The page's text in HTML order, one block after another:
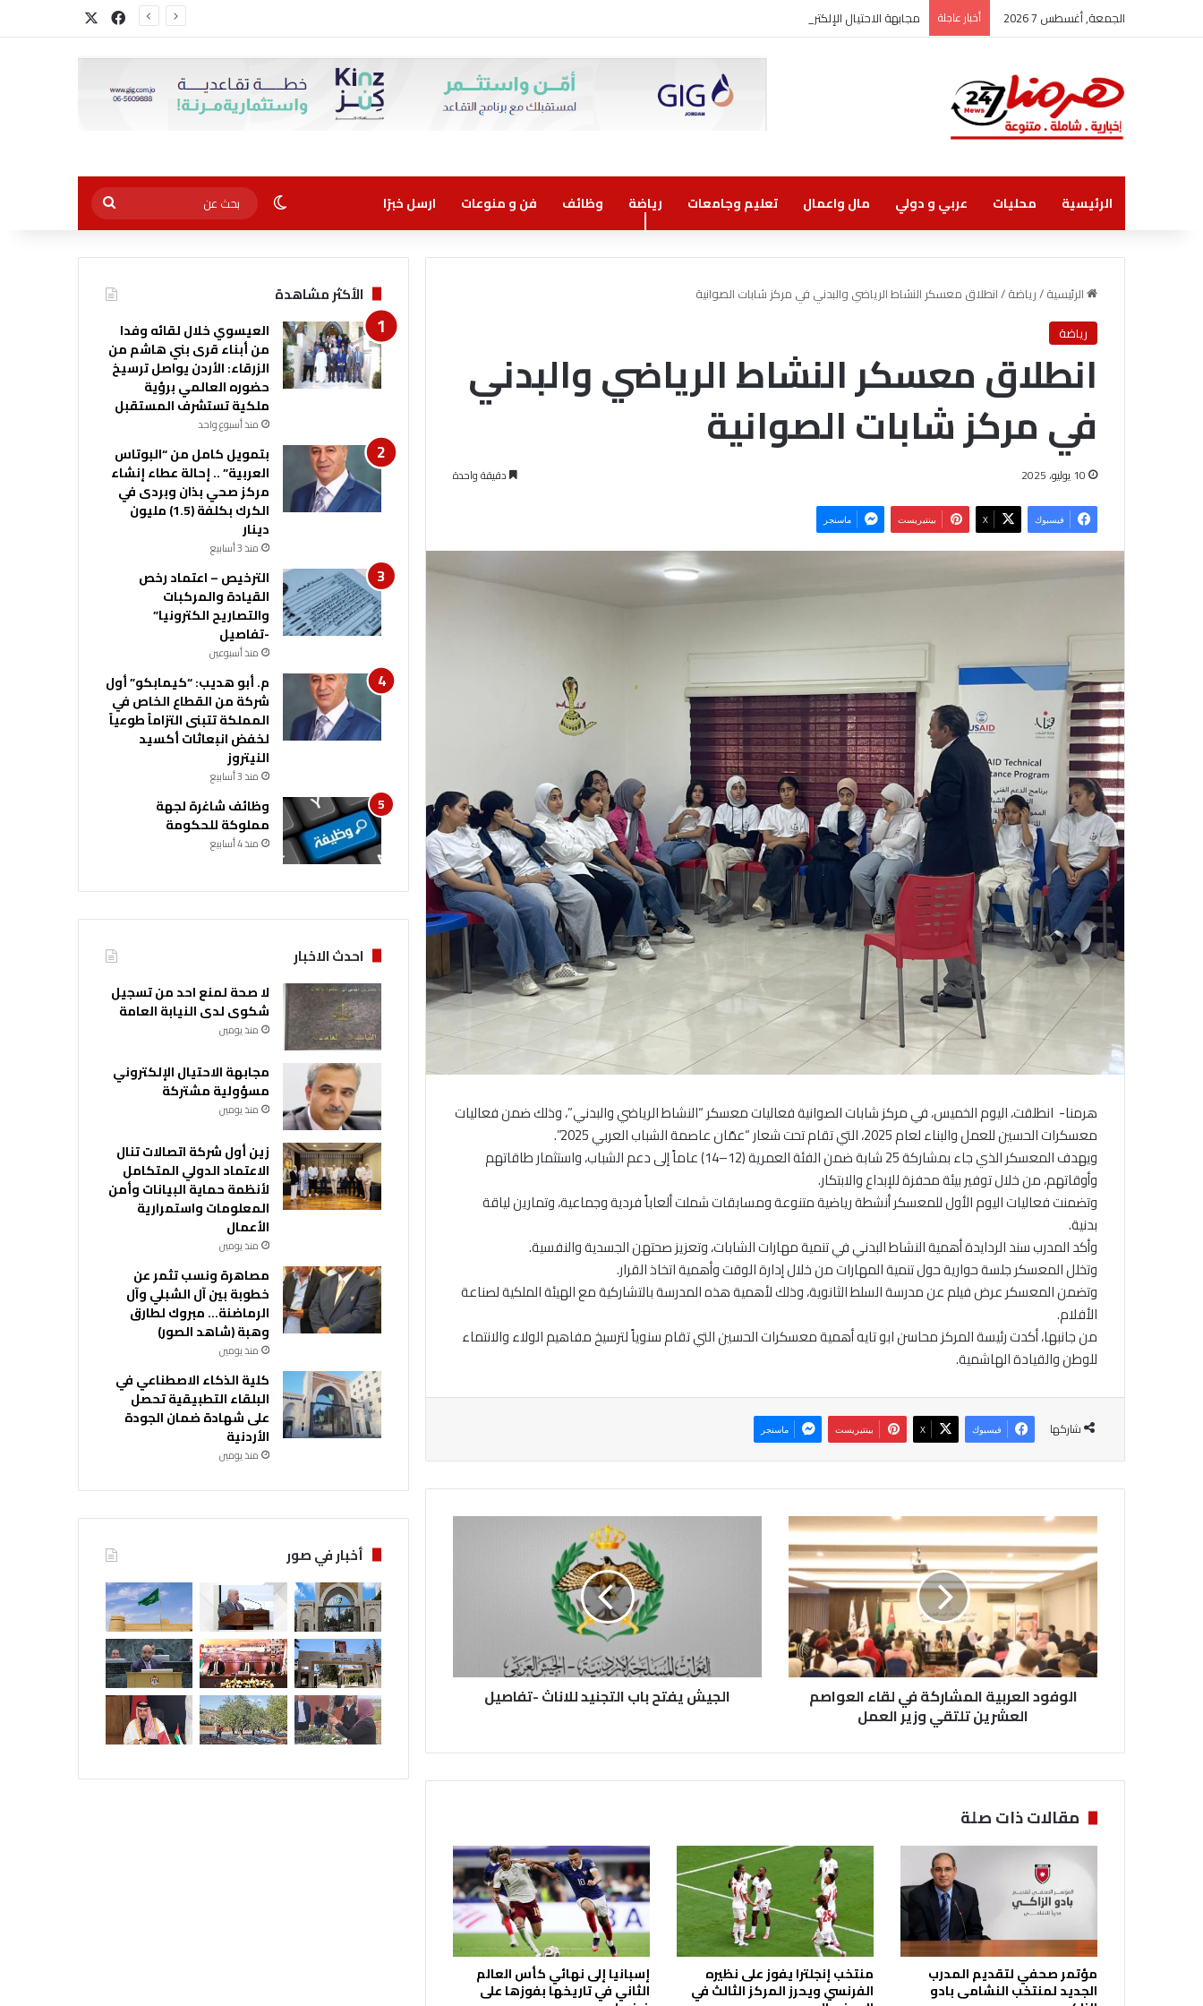
الجمعة, أغسطس 7 2026 أخبار عاجلة مجابهة الاحتيال الإلكتروني مسؤولية مشتركة فيسبوك
الرئيسية محليات عربي و دولي مال واعمال تعليم وجامعات رياضة وظائف فن و منوعات ارسل خبرًا الوضع المظلم
بحث
عن
الرئيسية/رياضة/انطلاق معسكر النشاط الرياضي والبدني في مركز شابات الصوانية
رياضة
انطلاق معسكر النشاط الرياضي والبدني
في مركز شابات الصوانية
10 يوليو، 2025 دقيقة واحدة
فيسبوك ‫X بينتيريست ماسنجر
هرمنا- انطلقت، اليوم الخميس، في مركز شابات الصوانية فعاليات معسكر “النشاط الرياضي والبدني”، وذلك ضمن فعاليات
معسكرات الحسين للعمل والبناء لعام 2025، التي تقام تحت شعار “عمّان عاصمة الشباب العربي 2025”.
ويهدف المعسكر الذي جاء بمشاركة 25 شابة ضمن الفئة العمرية (12–14) عاماً إلى دعم الشباب، واستثمار طاقاتهم
وأوقاتهم، من خلال توفير بيئة محفزة للإبداع والابتكار.
وتضمنت فعاليات اليوم الأول للمعسكر أنشطة رياضية متنوعة ومسابقات شملت ألعاباً فردية وجماعية، وتمارين لياقة
بدنية.
وأكد المدرب سند الردايدة أهمية النشاط البدني في تنمية مهارات الشابات، وتعزيز صحتهن الجسدية والنفسية.
وتخلل المعسكر جلسة حوارية حول تنمية المهارات من خلال إدارة الوقت وأهمية اتخاذ القرار.
وتضمن المعسكر عرض فيلم عن مدرسة السلط الثانوية، وذلك لأهمية هذه المدرسة بالتشاركية مع الهيئة الملكية لصناعة
الأفلام.
من جانبها، أكدت رئيسة المركز محاسن ابو تايه أهمية معسكرات الحسين التي تقام سنوياً لترسيخ مفاهيم الولاء والانتماء
للوطن والقيادة الهاشمية.
شاركها فيسبوك ‫X بينتيريست ماسنجر
ا
ل
و
ف
ا
ل
ع
ة
ل
م
ش
ا
ك
ي
ل
ق
ا
الوفود العربية المشاركة في لقاء العواصم
العشرين تلتقي وزير العمل
ح
ا
ت
ي
د
ل
ل
ا
ن
ا
ث
-
الجيش يفتح باب التجنيد للاناث -تفاصيل
مقالات ذات صلة
مؤتمر صحفي لتقديم المدرب
الجديد لمنتخب النشامى بادو
منتخب إنجلترا يفوز على نظيره
الفرنسي ويحرز المركز الثالث في
إسبانيا إلى نهائي كأس العالم
الثاني في تاريخها بفوزها على
الأكثر مشاهدة
العيسوي خلال لقائه وفدا
من أبناء قرى بني هاشم من
الزرقاء: الأردن يواصل ترسيخ
حضوره العالمي برؤية
ملكية تستشرف المستقبل
منذ أسبوع واحد
بتمويل كامل من “البوتاس
العربية” .. إحالة عطاء إنشاء
مركز صحي بذان وبردى في
الكرك بكلفة (1.5) مليون
دينار
منذ 3 أسابيع
الترخيص – اعتماد رخص
القيادة والمركبات
والتصاريح الكترونيا”
-تفاصيل
منذ أسبوعين
م. أبو هديب: “كيمابكو” أول
شركة من القطاع الخاص في
المملكة تتبنى التزاماً طوعياً
لخفض انبعاثات أكسيد
النيتروز
منذ 3 أسابيع
وظائف شاغرة لجهة
مملوكة للحكومة
منذ 4 أسابيع
احدث الاخبار
لا صحة لمنع احد من تسجيل
شكوى لدى النيابة العامة
منذ يومين
مجابهة الاحتيال الإلكتروني
مسؤولية مشتركة
منذ يومين
زين أول شركة اتصالات تنال
الاعتماد الدولي المتكامل
لأنظمة حماية البيانات وأمن
المعلومات واستمرارية
الأعمال
منذ يومين
مصاهرة ونسب تثمر عن
خطوبة بين آل الشبلي وآل
الرماضنة… مبروك لطارق
وهبة (شاهد الصور)
منذ يومين
كلية الذكاء الاصطناعي في
البلقاء التطبيقية تحصل
على شهادة ضمان الجودة
الأردنية
منذ يومين
أخبار في صور